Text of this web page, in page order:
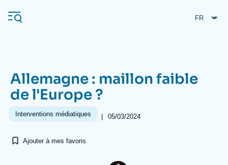
au
contenu
Navigation
principale
L'Ifri
Analyses
Recherches fréquentes
Allemagne : maillon faible
de l'Europe ?
Interventions médiatiques | 05/03/2024
Ajouter à mes favoris